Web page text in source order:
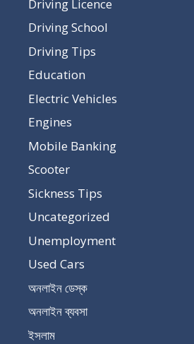
Driving Licence
Driving School
Driving Tips
Education
Electric Vehicles
Engines
Mobile Banking
Scooter
Sickness Tips
Uncategorized
Unemployment
Used Cars
অনলাইন ডেস্ক
অনলাইন ব্যবসা
ইসলাম